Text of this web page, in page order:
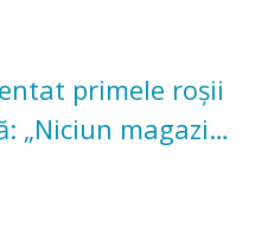
primele roșii
„Niciun magazin
satisfacție”